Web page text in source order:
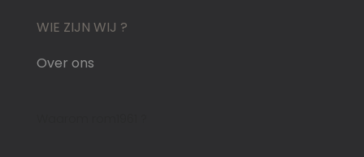
WIE ZIJN WIJ ?
Over ons